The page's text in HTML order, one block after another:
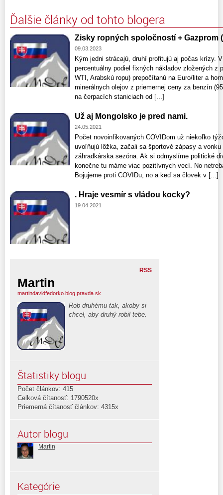
Ďalšie články od tohto blogera
Zisky ropných spoločností + Gazprom
09.03.2023
Kým jedni strácajú, druhí profitujú aj počas krízy.
percentuálny podiel fixných nákladov zložených z
WTI, Arabskú ropu) prepočítanú na Euro/liter a
minerálnych olejov z priemernej ceny za benzín
na čerpacích staniciach od [...]
Už aj Mongolsko je pred nami.
24.05.2021
Počet novoinfikovaných COVIDom už niekoľko
uvoľňujú lôžka, začali sa športové zápasy a
záhradkárska sezóna. Ak si odmyslíme politické
konečne tu máme viac pozitívnych vecí. No
Bojujeme proti COVIDu, no a keď sa človek v [...]
. Hraje vesmír s vládou kocky?
19.04.2021
RSS
Martin
martindavidfedorko.blog.pravda.sk
Rob druhému tak, akoby si
chcel, aby druhý robil tebe.
Štatistiky blogu
Počet článkov: 415
Celková čítanosť: 1790520x
Priemerná čítanosť článkov: 4315x
Autor blogu
Martin
Kategórie